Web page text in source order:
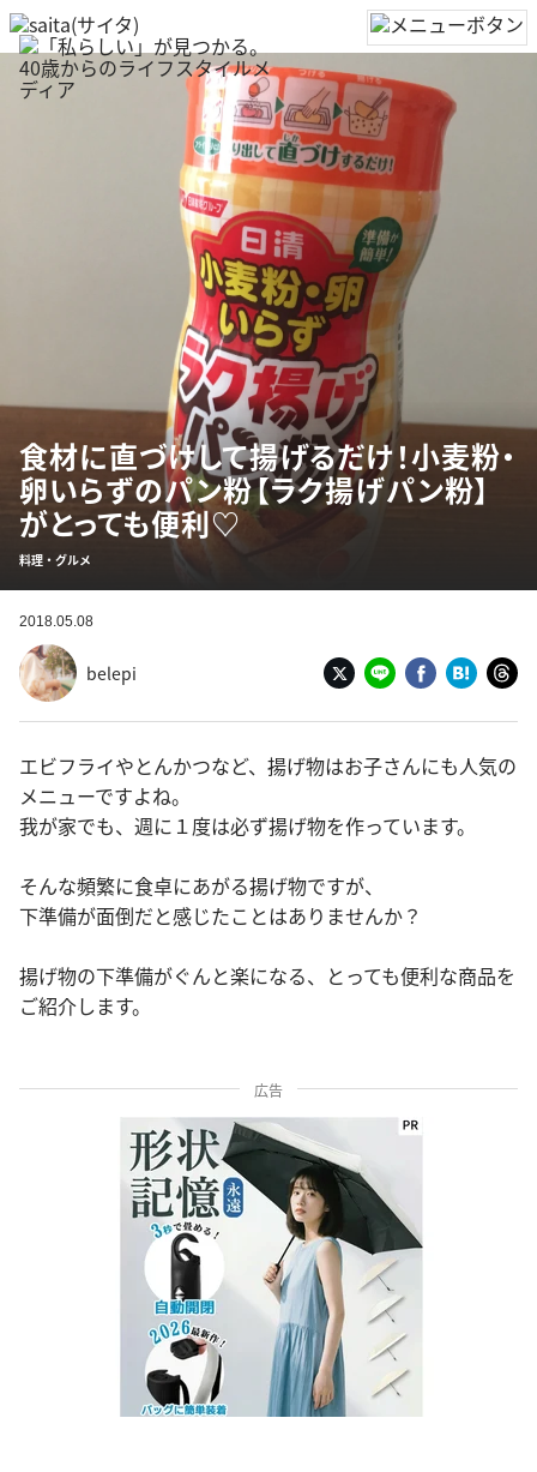
食材に直づけして揚げるだけ！小麦粉・
卵いらずのパン粉【ラク揚げパン粉】
がとっても便利♡
料理・グルメ
2018.05.08
belepi
エビフライやとんかつなど、揚げ物はお子さんにも人気の
メニューですよね。
我が家でも、週に１度は必ず揚げ物を作っています。
そんな頻繁に食卓にあがる揚げ物ですが、
下準備が面倒だと感じたことはありませんか？
揚げ物の下準備がぐんと楽になる、とっても便利な商品を
ご紹介します。
広告